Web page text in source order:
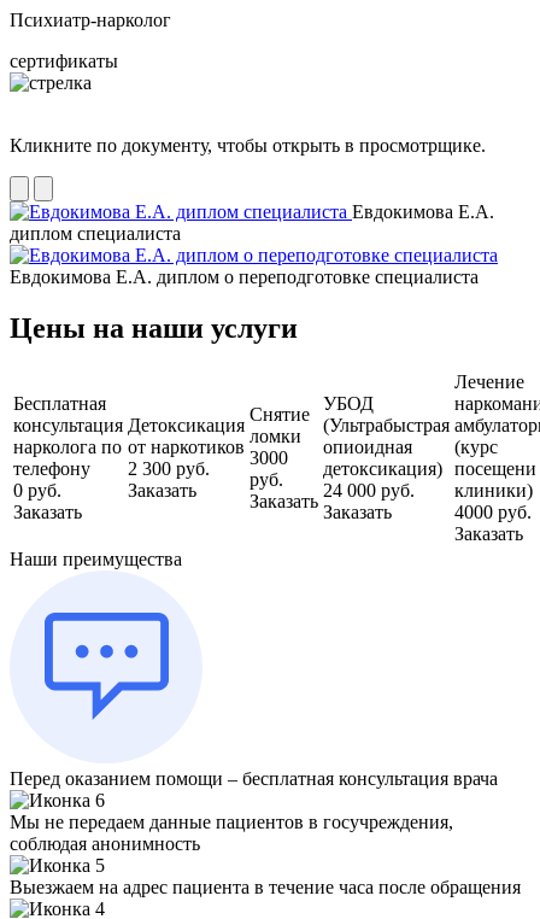
Психиатр-нарколог
сертификаты
Кликните по документу, чтобы открыть в просмотрщике.
Евдокимова Е.А.
диплом специалиста
Евдокимова Е.А. диплом о переподготовке специалиста
Цены на наши услуги
Бесплатная
консультация
нарколога по
телефону
0 руб.
Заказать
Детоксикация
от наркотиков
2 300 руб.
Заказать
Снятие
ломки
3000
руб.
Заказать
УБОД
(Ультрабыстрая
опиоидная
детоксикация)
24 000 руб.
Заказать
Лечение
(курс
посещени
клиники)
4000 руб.
Заказать
Наши преимущества
Перед оказанием помощи – бесплатная консультация врача
Мы не передаем данные пациентов в госучреждения,
соблюдая анонимность
Выезжаем на адрес пациента в течение часа после обращения